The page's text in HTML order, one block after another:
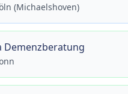
(Michaelshoven)
Demenzberatung